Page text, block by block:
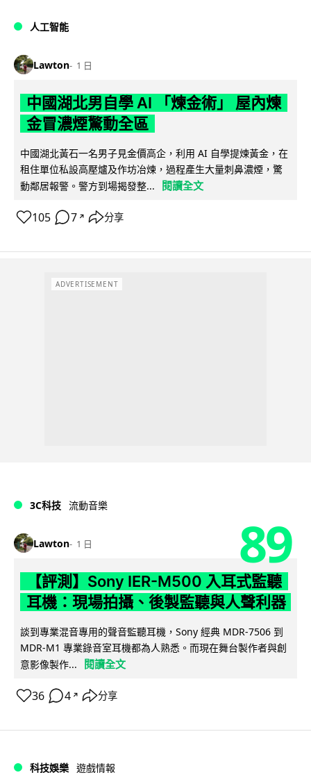
人工智能
Lawton 1 日
中國湖北男自學 AI 「煉金術」 屋內煉
金冒濃煙驚動全區
中國湖北黃石一名男子見金價高企，利用 AI 自學提煉黃金，在
租住單位私設高壓爐及作坊冶煉，過程產生大量刺鼻濃煙，驚
動鄰居報警。警方到場揭發整...
閱讀全文
105 7 ↗ 分享
ADVERTISEMENT
3C科技 流動音樂
Lawton 1 日 89
【評測】Sony IER-M500 入耳式監聽
耳機：現場拍攝、後製監聽與人聲利器
談到專業混音專用的聲音監聽耳機，Sony 經典 MDR-7506 到
MDR-M1 專業錄音室耳機都為人熟悉。而現在舞台製作者與創
意影像製作...
閱讀全文
36 4 ↗ 分享
科技娛樂 遊戲情報